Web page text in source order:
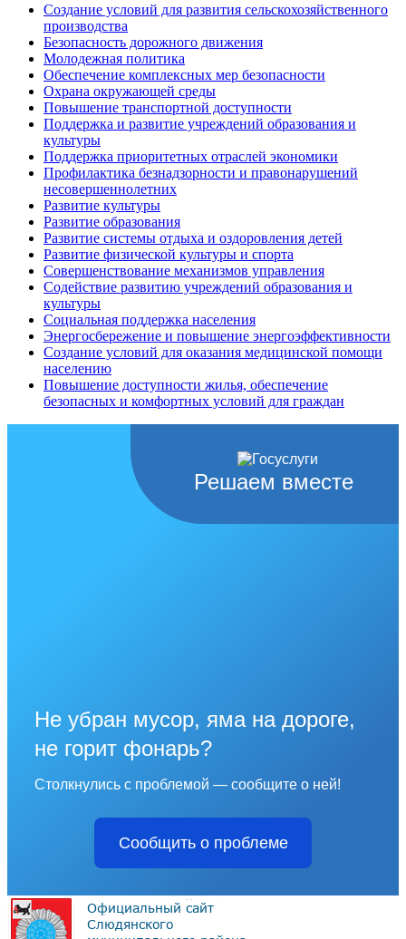
Создание условий для развития сельскохозяйственного
производства
Безопасность дорожного движения
Молодежная политика
Обеспечение комплексных мер безопасности
Охрана окружающей среды
Повышение транспортной доступности
Поддержка и развитие учреждений образования и
культуры
Поддержка приоритетных отраслей экономики
Профилактика безнадзорности и правонарушений
несовершеннолетних
Развитие культуры
Развитие образования
Развитие системы отдыха и оздоровления детей
Развитие физической культуры и спорта
Совершенствование механизмов управления
Содействие развитию учреждений образования и
культуры
Социальная поддержка населения
Энергосбережение и повышение энергоэффективности
Создание условий для оказания медицинской помощи
населению
Повышение доступности жилья, обеспечение
безопасных и комфортных условий для граждан
Решаем вместе
Не убран мусор, яма на дороге,
не горит фонарь?
Столкнулись с проблемой — сообщите о ней!
Сообщить о проблеме